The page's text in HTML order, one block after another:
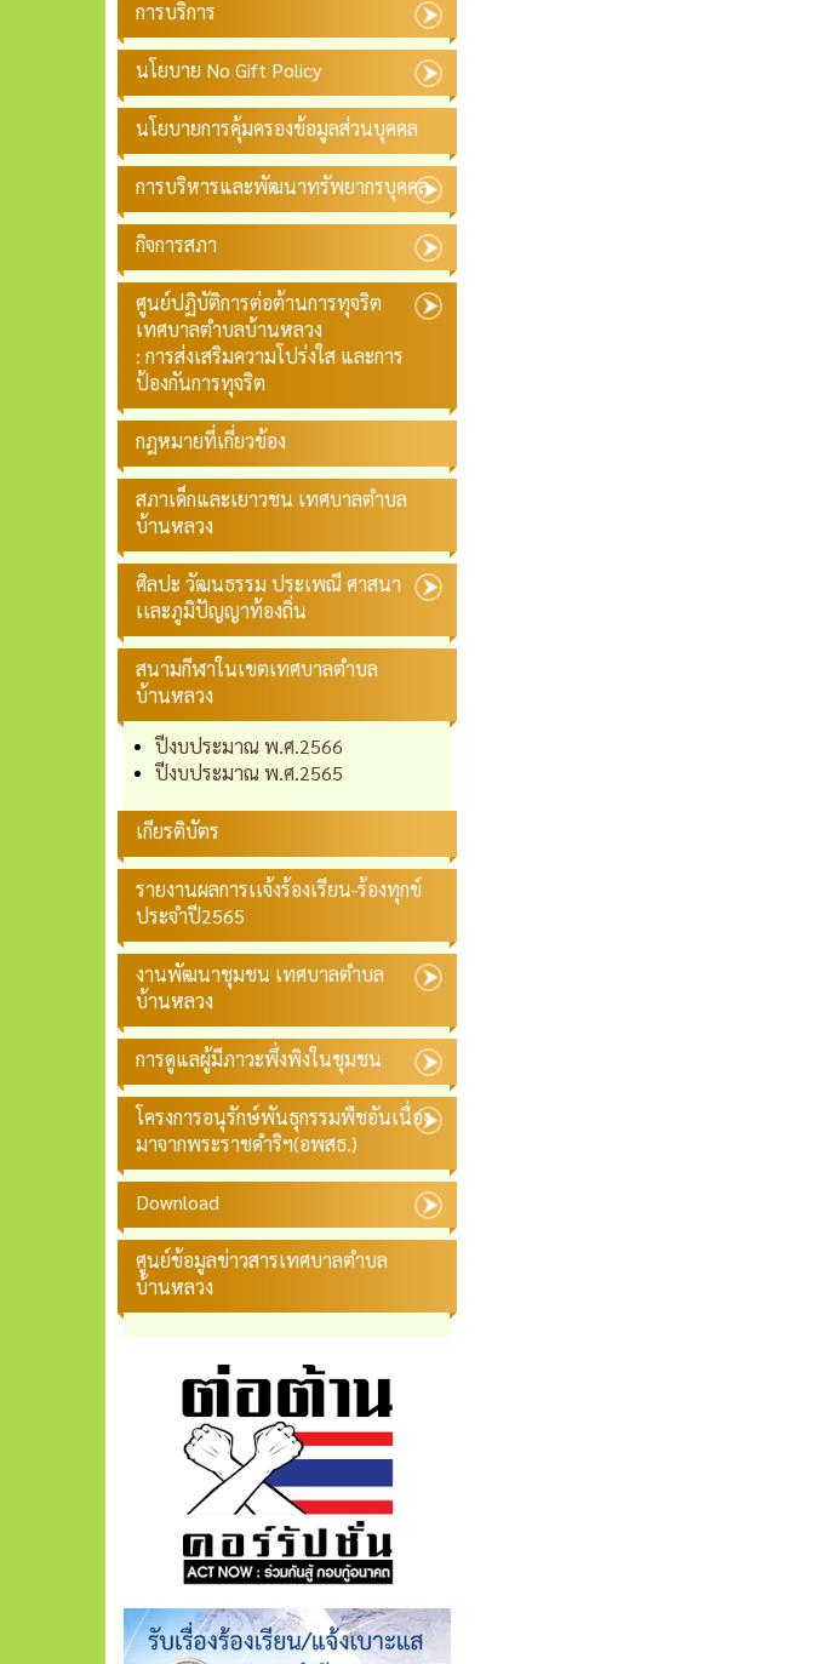
การบริการ
นโยบาย No Gift Policy
นโยบายการคุ้มครองข้อมูลส่วนบุคคล
การบริหารและพัฒนาทรัพยากรบุคคล
กิจการสภา
ศูนย์ปฏิบัติการต่อต้านการทุจริต
เทศบาลตำบลบ้านหลวง
: การส่งเสริมความโปร่งใส และการ
ป้องกันการทุจริต
กฎหมายที่เกี่ยวข้อง
สภาเด็กและเยาวชน เทศบาลตำบล
บ้านหลวง
ศิลปะ วัฒนธรรม ประเพณี ศาสนา
เเละภูมิปัญญาท้องถิ่น
สนามกีฬาในเขตเทศบาลตำบล
บ้านหลวง
ปีงบประมาณ พ.ศ.2566
ปีงบประมาณ พ.ศ.2565
เกียรติบัตร
รายงานผลการเเจ้งร้องเรียน-ร้องทุกข์
ประจำปี2565
งานพัฒนาชุมชน เทศบาลตำบล
บ้านหลวง
การดูแลผู้มีภาวะพึ่งพิงในชุมชน
โครงการอนุรักษ์พันธุกรรมพืชอันเนื่อง
มาจากพระราชดำริฯ(อพสธ.)
Download
ศูนย์ข้อมูลข่าวสารเทศบาลตำบล
บ้านหลวง